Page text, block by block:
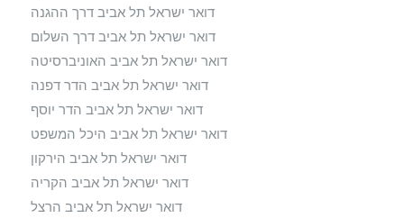
דואר ישראל תל אביב דרך ההגנה
דואר ישראל תל אביב דרך השלום
דואר ישראל תל אביב האוניברסיטה
דואר ישראל תל אביב הדר דפנה
דואר ישראל תל אביב הדר יוסף
דואר ישראל תל אביב היכל המשפט
דואר ישראל תל אביב הירקון
דואר ישראל תל אביב הקריה
דואר ישראל תל אביב הרצל